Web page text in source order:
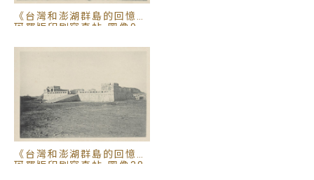
《台灣和澎湖群島的回憶》
珂羅版印刷寫真帖-圖像9
《台灣和澎湖群島的回憶》
珂羅版印刷寫真帖-圖像38